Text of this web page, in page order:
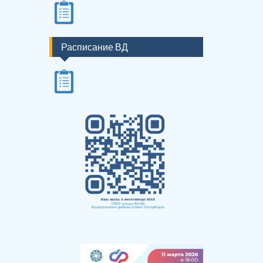
Расписание ВД